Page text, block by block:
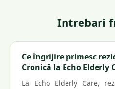
Intrebari
Ce îngrijire primesc
Cronică la Echo Elderly
La Echo Elderly Care,